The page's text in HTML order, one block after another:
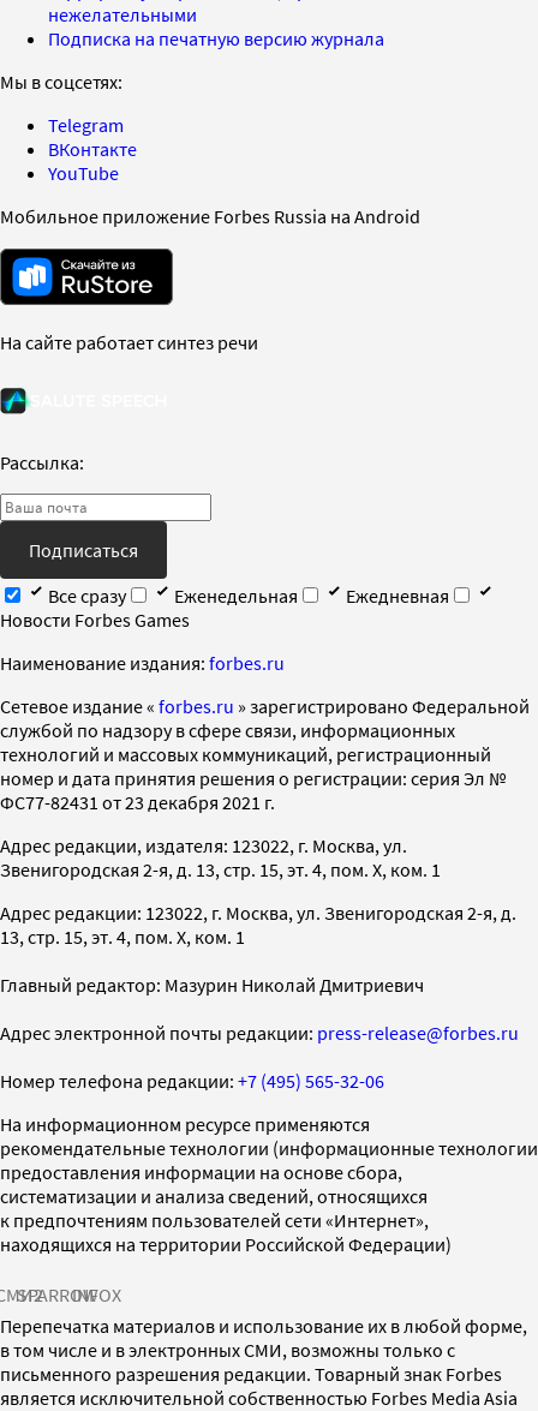
нежелательными
Подписка на печатную версию журнала
Мы в соцсетях:
Telegram
ВКонтакте
YouTube
Мобильное приложение Forbes Russia на Android
На сайте работает синтез речи
Рассылка:
Подписаться
Все сразу
Еженедельная
Ежедневная
Новости Forbes Games
Наименование издания: forbes.ru
Cетевое издание « forbes.ru » зарегистрировано Федеральной
службой по надзору в сфере связи, информационных
технологий и массовых коммуникаций, регистрационный
номер и дата принятия решения о регистрации: серия Эл №
ФС77-82431 от 23 декабря 2021 г.
Адрес редакции, издателя: 123022, г. Москва, ул.
Звенигородская 2-я, д. 13, стр. 15, эт. 4, пом. X, ком. 1
Адрес редакции: 123022, г. Москва, ул. Звенигородская 2-я, д.
13, стр. 15, эт. 4, пом. X, ком. 1
Главный редактор: Мазурин Николай Дмитриевич
Адрес электронной почты редакции: press-release@forbes.ru
Номер телефона редакции: +7 (495) 565-32-06
На информационном ресурсе применяются
рекомендательные технологии (информационные технологии
предоставления информации на основе сбора,
систематизации и анализа сведений, относящихся
к предпочтениям пользователей сети «Интернет»,
находящихся на территории Российской Федерации)
SPARROWINFOX
Перепечатка материалов и использование их в любой форме,
в том числе и в электронных СМИ, возможны только с
письменного разрешения редакции. Товарный знак Forbes
является исключительной собственностью Forbes Media Asia